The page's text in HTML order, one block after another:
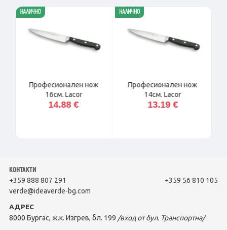
НАЛИЧНО
Професионален нож
16см. Lacor
14.88 €
НАЛИЧНО
Професионален нож
14см. Lacor
13.19 €
КОНТАКТИ
+359 888 807 291
+359 56 810 105
verde@ideaverde-bg.com
АДРЕС
8000 Бургас, ж.к. Изгрев, бл. 199 /вход от бул. Транспортна/